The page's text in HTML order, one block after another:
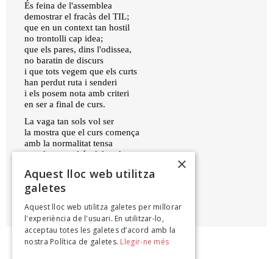
És feina de l'assemblea
demostrar el fracàs del TIL;
que en un context tan hostil
no trontolli cap idea;
que els pares, dins l'odissea,
no baratin de discurs
i que tots vegem que els curts
han perdut ruta i senderi
i els posem nota amb criteri
en ser a final de curs.
La vaga tan sols vol ser
la mostra que el curs comença
amb la normalitat tensa
que du un mal ús del poder.
Dècimes d'en Mateu Xurí, 2014
×
Aquest lloc web utilitza
galetes
Aquest lloc web utilitza galetes per millorar
l'experiència de l'usuari. En utilitzar-lo,
acceptau totes les galetes d’acord amb la
nostra Política de galetes. Llegir-ne més